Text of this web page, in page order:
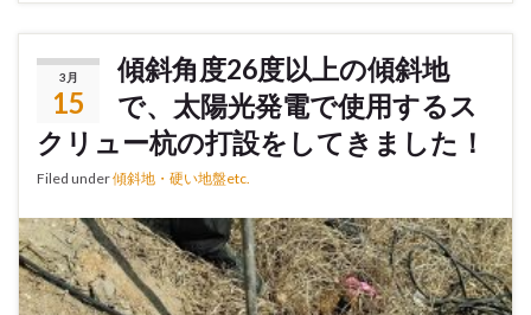
3月
15
傾斜角度26度以上の傾斜地
で、太陽光発電で使用するス
クリュー杭の打設をしてきました！
Filed under傾斜地・硬い地盤etc.